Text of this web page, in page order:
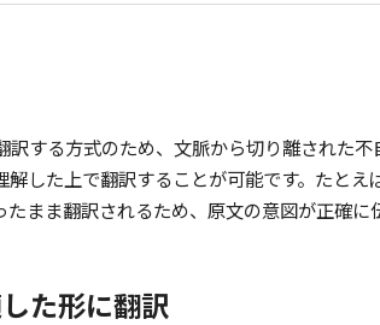
する方式のため、文脈から切り離された
した上で翻訳することが可能です。たと
まま翻訳されるため、原文の意図が正確に
た形に翻訳